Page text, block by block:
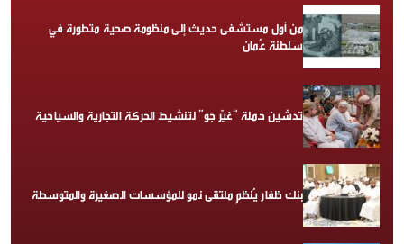
من أول مستشفى حديث إلى منظومة صحية متطورة في
سلطنة عُمان
تدشين حملة “غيّر جو” لتنشيط الحركة التجارية والسياحية
بنك ظفار يُنظم ملتقى نمو للمؤسسات الصغيرة والمتوسطة